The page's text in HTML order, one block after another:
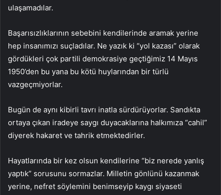
ulaşamadılar.
Başarısızlıklarının sebebini kendilerinde aramak yerine
hep insanımızı suçladılar. Ne yazık ki “yol kazası” olarak
gördükleri çok partili demokrasiye geçtiğimiz 14 Mayıs
1950’den bu yana bu kötü huylarından bir türlü
vazgeçmiyorlar.
Bugün de aynı kibirli tavrı inatla sürdürüyorlar. Sandıkta
ortaya çıkan iradeye saygı duyacaklarına halkımıza “cahil”
diyerek hakaret ve tahrik etmektedirler.
Hayatlarında bir kez olsun kendilerine “biz nerede yanlış
yaptık” sorusunu sormazlar. Milletin gönlünü kazanmak
yerine, nefret söylemini benimseyip kaygı siyaseti